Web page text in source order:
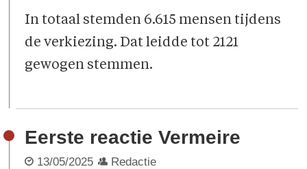
In totaal stemden 6.615 mensen tijdens
de verkiezing. Dat leidde tot 2121
gewogen stemmen.
Eerste reactie Vermeire
13/05/2025 Redactie